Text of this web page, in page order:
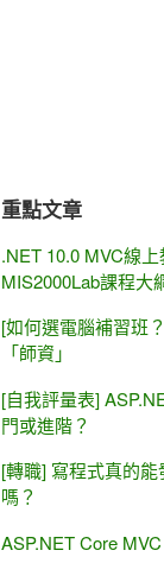
重點文章
.NET 10.0 MVC線
MIS2000Lab課程大
[如何選電腦補習班
「師資」
[自我評量表]
門或進階？
[轉職] 寫程式真的
嗎？
ASP.NET Core